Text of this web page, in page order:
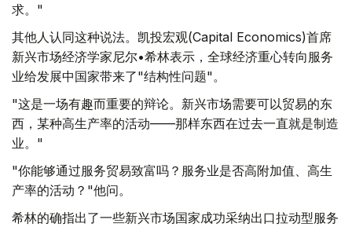
求。"
其他人认同这种说法。凯投宏观(Capital Economics)首席
新兴市场经济学家尼尔•希林表示，全球经济重心转向服务
业给发展中国家带来了"结构性问题"。
"这是一场有趣而重要的辩论。新兴市场需要可以贸易的东
西，某种高生产率的活动——那样东西在过去一直就是制造
业。"
"你能够通过服务贸易致富吗？服务业是否高附加值、高生
产率的活动？"他问。
希林的确指出了一些新兴市场国家成功采纳出口拉动型服务